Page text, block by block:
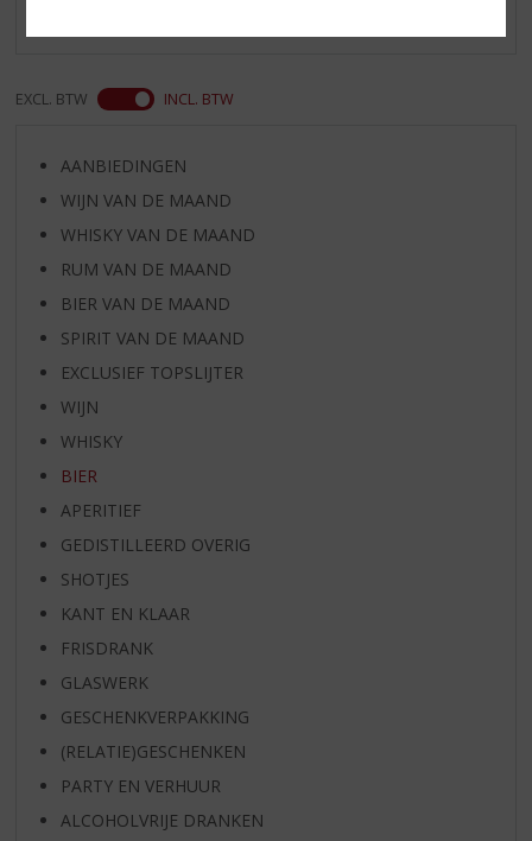
EXCL. BTW INCL. BTW
AANBIEDINGEN
WIJN VAN DE MAAND
WHISKY VAN DE MAAND
RUM VAN DE MAAND
BIER VAN DE MAAND
SPIRIT VAN DE MAAND
EXCLUSIEF TOPSLIJTER
WIJN
WHISKY
BIER
APERITIEF
GEDISTILLEERD OVERIG
SHOTJES
KANT EN KLAAR
FRISDRANK
GLASWERK
GESCHENKVERPAKKING
(RELATIE)GESCHENKEN
PARTY EN VERHUUR
ALCOHOLVRIJE DRANKEN